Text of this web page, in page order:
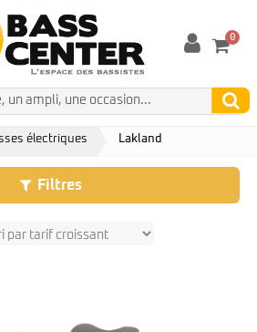
0
électriques Lakland
Filtres